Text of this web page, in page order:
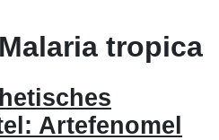
Malaria tropica
Artefenomel